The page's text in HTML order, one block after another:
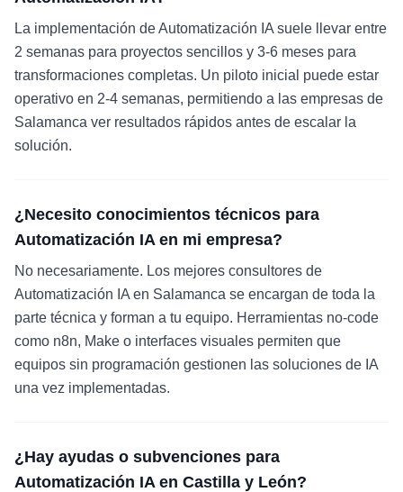
La implementación de Automatización IA suele llevar entre
2 semanas para proyectos sencillos y 3-6 meses para
transformaciones completas. Un piloto inicial puede estar
operativo en 2-4 semanas, permitiendo a las empresas de
Salamanca ver resultados rápidos antes de escalar la
solución.
¿Necesito conocimientos técnicos para
Automatización IA en mi empresa?
No necesariamente. Los mejores consultores de
Automatización IA en Salamanca se encargan de toda la
parte técnica y forman a tu equipo. Herramientas no-code
como n8n, Make o interfaces visuales permiten que
equipos sin programación gestionen las soluciones de IA
una vez implementadas.
¿Hay ayudas o subvenciones para
Automatización IA en Castilla y León?